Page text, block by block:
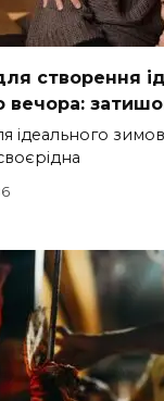
створення
вечора:
ідеального